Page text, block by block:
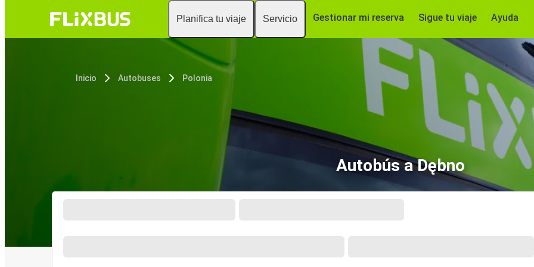
Planifica tu viaje Servicio Gestionar mi reserva Sigue tu viaje Ayuda
Inicio Autobuses Polonia
Autobús a Dębno